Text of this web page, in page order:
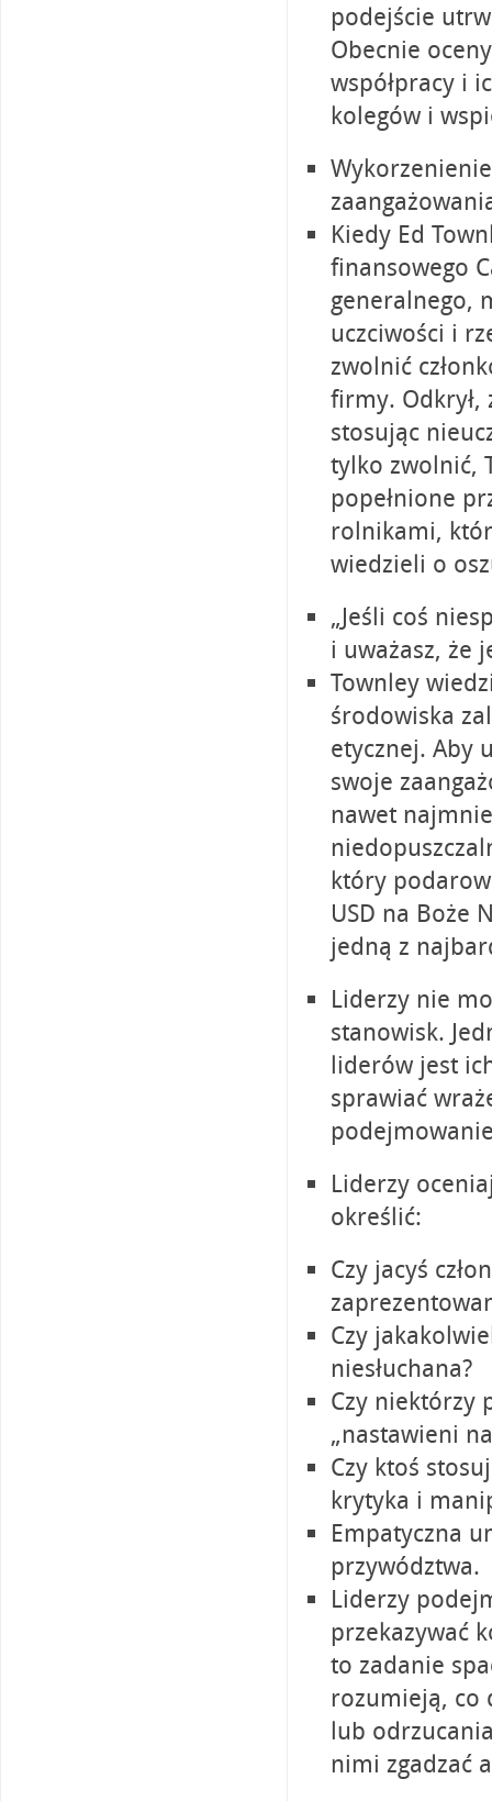
podejście
Obecnie
współpracy i
kolegów i
Kiedy Ed
finansowego
generalnego,
uczciwości i
zwolnić
firmy. Odkrył,
stosując
tylko zwolnić,
popełnione
rolnikami,
wiedzieli o
„Jeśli coś
i uważasz, że
Townley
środowiska
etycznej. Aby
swoje
nawet
który
USD na Boże
jedną z
Liderzy nie
stanowisk.
liderów jest
sprawiać
Liderzy
określić:
Czy jacyś
Czy
niesłuchana?
Czy niektórzy
„nastawieni
Czy ktoś
krytyka i
Empatyczna
przywództwa.
Liderzy
przekazywać
to zadanie
rozumieją, co
lub
nimi zgadzać